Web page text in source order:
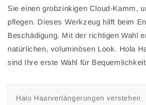
Sie einen grobzinkigen Cloud-Kamm,
pflegen. Dieses Werkzeug hilft beim
Beschädigung. Mit der richtigen Wahl
natürlichen, voluminösen Look. Hola
sind Ihre erste Wahl für
Halo Haarverlängerungen verstehen